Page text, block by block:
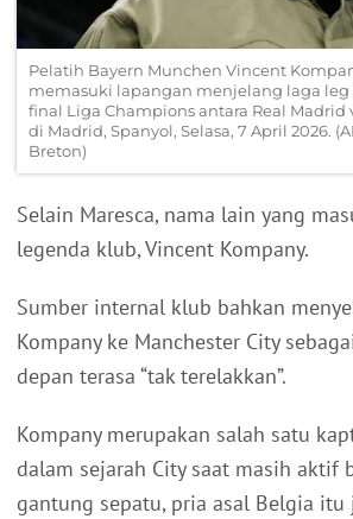
Pelatih Bayern Munchen Vincent
memasuki lapangan menjelang laga
final Liga Champions antara Real Madrid
di Madrid, Spanyol, Selasa, 7 April 2026.
Breton)
Selain Maresca, nama lain yang
legenda klub, Vincent Kompany.
Sumber internal klub bahkan
Kompany ke Manchester City
depan terasa “tak terelakkan”.
Kompany merupakan salah satu
dalam sejarah City saat masih aktif
gantung sepatu, pria asal Belgia itu